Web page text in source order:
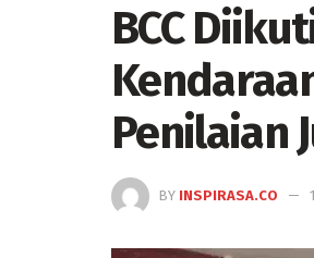
BCC
Penilaian
BY INSPIRASA.CO